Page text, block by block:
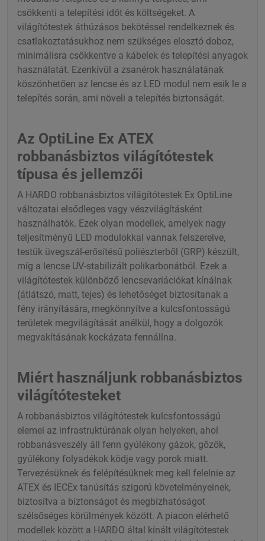
csökkenti a telepítési időt és költségeket. A
világítótestek áthúzásos bekötéssel rendelkeznek és
csatlakoztatásukhoz nem szükséges elosztó doboz,
minimálisra csökkentve a kábelek és telepítési anyagok
használatát. Ezenkívül a zsanérok használatának
köszönhetően az lencse és az LED modul nem esik le a
telepítés során, ami növeli a telepítés biztonságát.
Az OptiLine Ex ATEX
robbanásbiztos világítótestek
típusa és jellemzői
A HARDO robbanásbiztos világítótestek Ex OptiLine
változatai elsődleges vagy vészvilágításként
használhatók. Ezek olyan modellek, amelyek nagy
teljesítményű LED modulokkal vannak felszerelve,
testük üvegszál-erősítésű poliészterből (GRP) készült,
míg a lencse UV-stabilizált polikarbonátból. Ezek a
világítótestek különböző lencsevariációkat kínálnak
(átlátszó, matt, tejes) és lehetőséget biztosítanak a
fény irányítására, megkönnyítve a kulcsfontosságú
területek megvilágítását anélkül, hogy a dolgozók
megvakításának kockázata fennállna.
Miért használjunk robbanásbiztos
világítótesteket
A robbanásbiztos világítótestek kulcsfontosságú
elemei az infrastruktúrának olyan helyeken, ahol
robbanásveszély áll fenn gyúlékony gázok, gőzök,
gyúlékony folyadékok ködje vagy porok miatt.
Tervezésüknek és felépítésüknek meg kell felelnie az
ATEX és IECEx tanúsítás szigorú követelményeinek,
biztosítva a biztonságot és megbízhatóságot
szélsőséges körülmények között. A piacon elérhető
modellek között a HARDO által kínált világítótestek